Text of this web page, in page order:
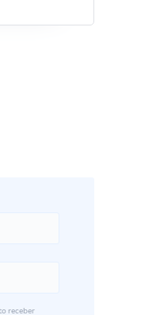
receber